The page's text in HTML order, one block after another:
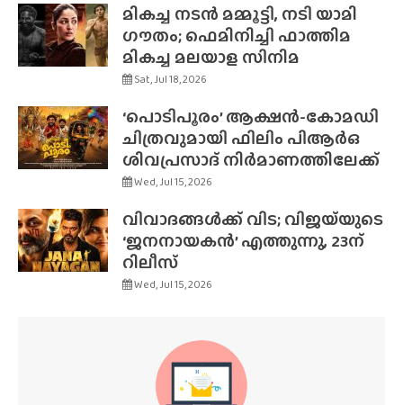
മികച്ച നടൻ മമ്മൂട്ടി, നടി യാമി
ഗൗതം; ഫെമിനിച്ചി ഫാത്തിമ
മികച്ച മലയാള സിനിമ
Sat, Jul 18, 2026
‘പൊടിപൂരം’ ആക്ഷൻ-കോമഡി
ചിത്രവുമായി ഫിലിം പിആർഒ
ശിവപ്രസാദ് നിർമാണത്തിലേക്ക്
Wed, Jul 15, 2026
വിവാദങ്ങൾക്ക് വിട; വിജയ്‌യുടെ
‘ജനനായകൻ’ എത്തുന്നു, 23ന്
റിലീസ്
Wed, Jul 15, 2026